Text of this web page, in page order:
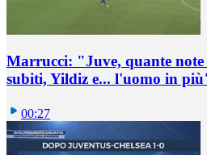
Marrucci: "Juve, quante
subiti, Yildiz e... l'uomo in
00:27